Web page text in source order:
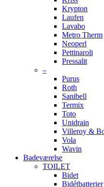
Krypton
Laufen
Lavabo
Metro Therm
Neoperl
Pettinaroli
Pressalit
–
Purus
Roth
Sanibell
Termix
Toto
Unidrain
Villeroy &
Vola
Wavin
Badeværelse
TOILET
Bidet
Bidétbatterier